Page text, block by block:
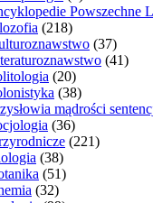
Powszechne
(218)
(37)
(41)
(20)
(38)
mądrości
(36)
(221)
(38)
(51)
(32)